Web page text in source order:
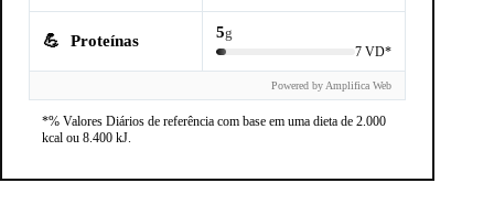
💪 Proteínas 5g
7 VD*
Powered by Amplifica Web
*% Valores Diários de referência com base em uma dieta de 2.000
kcal ou 8.400 kJ.